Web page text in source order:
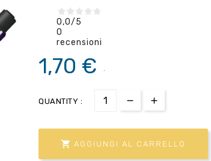
0,0/5
0
recensioni
1,70 €
QUANTITY :
 AGGIUNGI AL CARRELLO